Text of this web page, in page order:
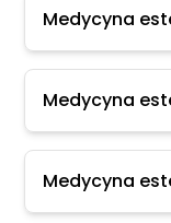
Medycyna
Medycyna
Medycyna